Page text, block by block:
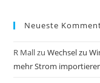
Neueste
R MallzuWechsel zu
mehr Strom